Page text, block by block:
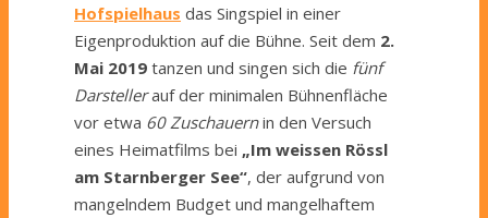
Hofspielhaus das Singspiel in einer
Eigenproduktion auf die Bühne. Seit dem 2.
Mai 2019 tanzen und singen sich die fünf
Darstellerauf der minimalen Bühnenfläche
vor etwa 60 Zuschauernin den Versuch
eines Heimatfilms bei „Im weissen Rössl
am Starnberger See“, der aufgrund von
mangelndem Budget und mangelhaftem